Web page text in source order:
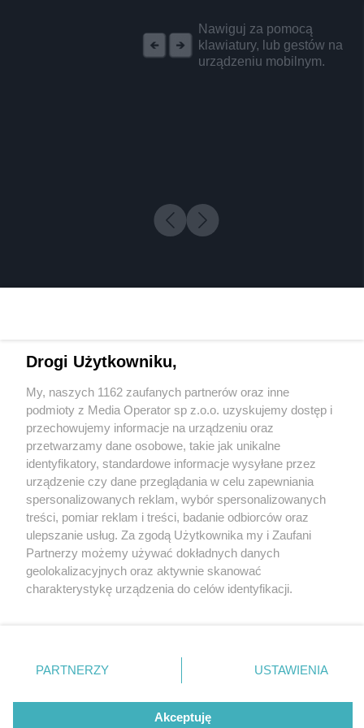
Nawiguj za pomocą
klawiatury, lub gestów na
urządzeniu mobilnym.
3 / 0
Wydawca mediów lokalnych
Nie zapomnij
zapoznać się z:
polityką prywatności regulamin korzystania z portali
Twojemiasto
Piekary Śląskie
Chorzów
Tarnowskie Góry
Gliwice
Skontakuj sięz nami
Kontakt
Wydawca
Redakcja
Drogi Użytkowniku,
My, naszych 1162 zaufanych partnerów oraz inne
podmioty z Media Operator sp z.o.o. uzyskujemy dostęp i
przechowujemy informacje na urządzeniu oraz
przetwarzamy dane osobowe, takie jak unikalne
identyfikatory, standardowe informacje wysyłane przez
urządzenie czy dane przeglądania w celu zapewniania
spersonalizowanych reklam, wybór spersonalizowanych
treści, pomiar reklam i treści, badanie odbiorców oraz
ulepszanie usług. Za zgodą Użytkownika my i Zaufani
Partnerzy możemy używać dokładnych danych
geolokalizacyjnych oraz aktywnie skanować
charakterystykę urządzenia do celów identyfikacji.
zmienić/wycofać klikając przycisk ustawień prywatności
znajdujący się w lewym dolnym rogu strony
rodzaje przetwarzania danych nie wymagają zgody
użytkownika, ale masz prawo sprzeciwić się takiemu
PARTNERZY USTAWIENIA
Akceptuję